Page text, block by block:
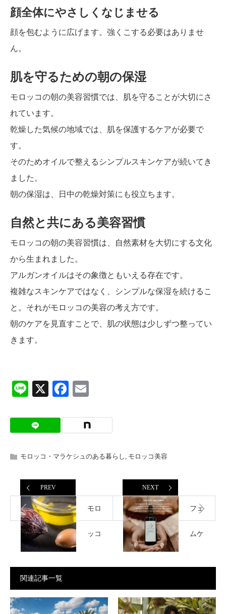
顔全体にやさしくなじませる
顔を包むように広げます。強くこする必要はありませ
ん。
肌を守るための朝の保湿
モロッコの朝の美容習慣では、肌を守ることが大切にさ
れています。
乾燥した気候の地域では、肌を保護するケアが必要で
す。
そのためオイルで整えるシンプルスキンケアが続いてき
ました。
朝の保湿は、日中の乾燥対策にも役立ちます。
自然と共にある美容習慣
モロッコの朝の美容習慣は、自然素材を大切にする文化
から生まれました。
アルガンオイルはその象徴ともいえる存在です。
複雑なスキンケアではなく、シンプルな保湿を続けるこ
と。それがモロッコの美容の考え方です。
朝のケアを見直すことで、肌の状態は少しずつ整ってい
きます。
LineX Facebook
モロッコ・マラケシュのある暮らし モロッコ美容
PREV
モロ
ッコ
ンオ
NEXT
フェ
ムケ
が知
関連記事一覧